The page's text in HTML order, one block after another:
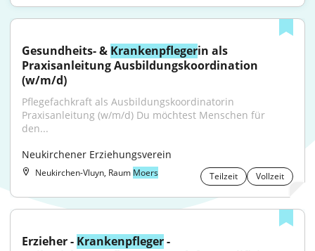
Gesundheits- & Krankenpflegerin als
Praxisanleitung Ausbildungskoordination
(w/m/d)
Pflegefachkraft als Ausbildungskoordinatorin
Praxisanleitung (w/m/d) Du möchtest Menschen für
den...
Neukirchener Erziehungsverein
Neukirchen-Vluyn, Raum Moers Teilzeit Vollzeit
Erzieher - Krankenpfleger -